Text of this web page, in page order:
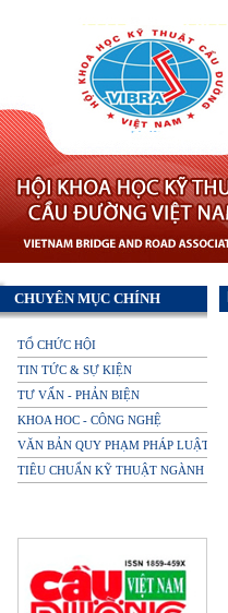
CHUYÊN MỤC CHÍNH
TỔ CHỨC HỘI
TIN TỨC & SỰ KIỆN
TƯ VẤN - PHẢN BIỆN
KHOA HOC - CÔNG NGHỆ
VĂN BẢN QUY PHẠM PHÁP LUẬT
TIÊU CHUẨN KỸ THUẬT NGÀNH